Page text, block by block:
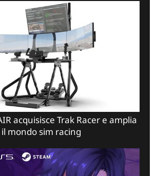
acquisisce Trak Racer e amplia
il mondo sim racing